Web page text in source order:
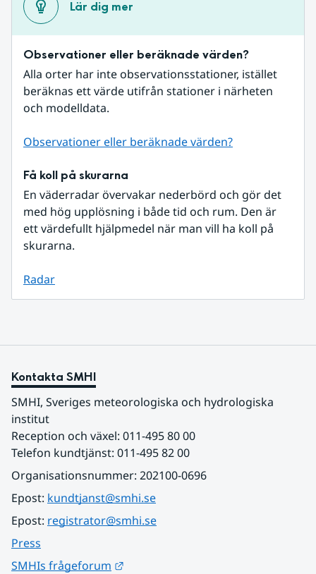
Lär dig mer
Observationer eller beräknade värden?
Alla orter har inte observationsstationer, istället
beräknas ett värde utifrån stationer i närheten
och modelldata.
Observationer eller beräknade värden?
Få koll på skurarna
En väderradar övervakar nederbörd och gör det
med hög upplösning i både tid och rum. Den är
ett värdefullt hjälpmedel när man vill ha koll på
skurarna.
Radar
Kontakta SMHI
SMHI, Sveriges meteorologiska och hydrologiska
institut
Reception och växel: 011-495 80 00
Telefon kundtjänst: 011-495 82 00
Organisationsnummer: 202100-0696
Epost: kundtjanst@smhi.se
Epost: registrator@smhi.se
Press
SMHIs frågeforum